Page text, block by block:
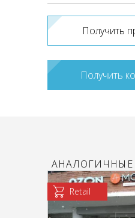
Получить
Получить
Retail